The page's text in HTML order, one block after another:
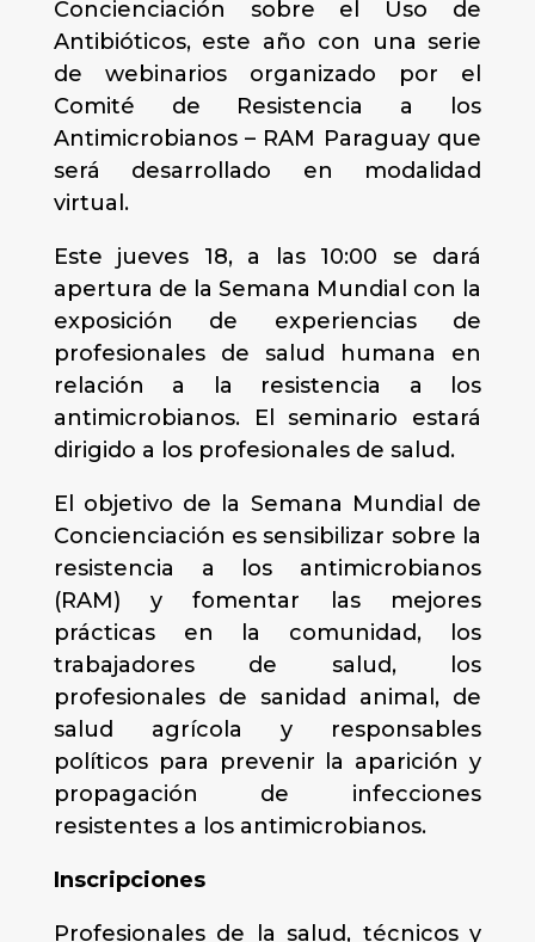
Concienciación sobre el Uso de
Antibióticos, este año con una serie
de webinarios organizado por el
Comité de Resistencia a los
Antimicrobianos – RAM Paraguay que
será desarrollado en modalidad
virtual.
Este jueves 18, a las 10:00 se dará
apertura de la Semana Mundial con la
exposición de experiencias de
profesionales de salud humana en
relación a la resistencia a los
antimicrobianos. El seminario estará
dirigido a los profesionales de salud.
El objetivo de la Semana Mundial de
Concienciación es sensibilizar sobre la
resistencia a los antimicrobianos
(RAM) y fomentar las mejores
prácticas en la comunidad, los
trabajadores de salud, los
profesionales de sanidad animal, de
salud agrícola y responsables
políticos para prevenir la aparición y
propagación de infecciones
resistentes a los antimicrobianos.
Inscripciones
Profesionales de la salud, técnicos y